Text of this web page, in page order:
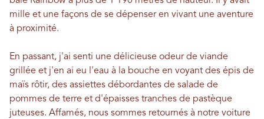
mille et une façons de se dépenser en vivant une aventure
à proximité.
En passant, j'ai senti une délicieuse odeur de viande
grillée et j'en ai eu l'eau à la bouche en voyant des épis de
maïs rôtir, des assiettes débordantes de salade de
pommes de terre et d'épaisses tranches de pastèque
juteuses. Affamés, nous sommes retournés à notre voiture